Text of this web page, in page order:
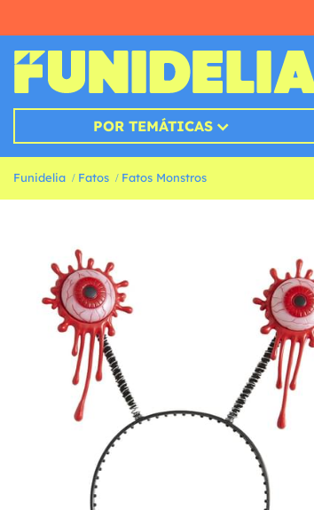
POR TEMÁTICAS
Funidelia Fatos Fatos Monstros